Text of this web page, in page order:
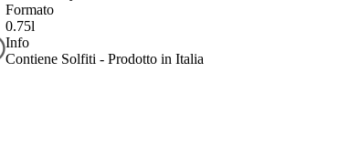
Formato
0.75l
Info
Contiene Solfiti - Prodotto in Italia